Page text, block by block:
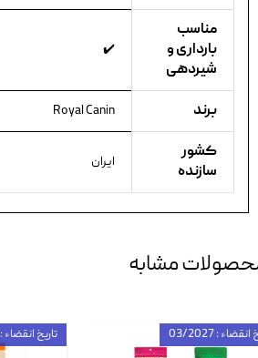
مناسب
بارداری و
شیردهی
✔️
برند Royal Canin
کشور
سازنده
ایران
مشابه
تاریخ انقضاء : 03/2027 : 03/2027